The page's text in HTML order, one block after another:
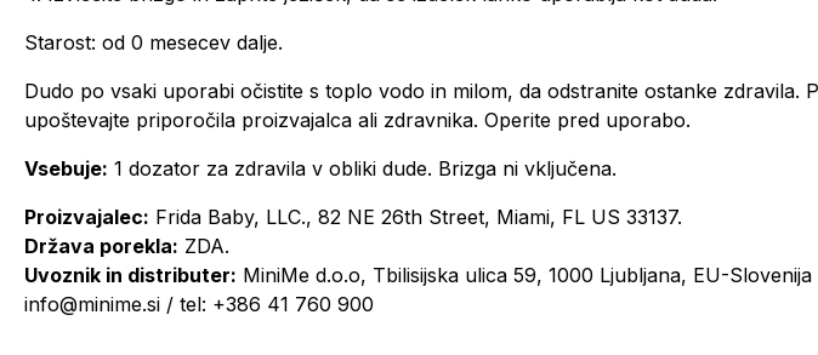
Starost: od 0 mesecev dalje.
Dudo po vsaki uporabi očistite s toplo vodo in milom, da odstranite ostanke zdravila.
upoštevajte priporočila proizvajalca ali zdravnika. Operite pred uporabo.
Vsebuje: 1 dozator za zdravila v obliki dude. Brizga ni vključena.
Proizvajalec: Frida Baby, LLC., 82 NE 26th Street, Miami, FL US 33137.
Država porekla: ZDA.
Uvoznik in distributer: MiniMe d.o.o, Tbilisijska ulica 59, 1000 Ljubljana, EU-Slovenija
info@minime.si / tel: +386 41 760 900